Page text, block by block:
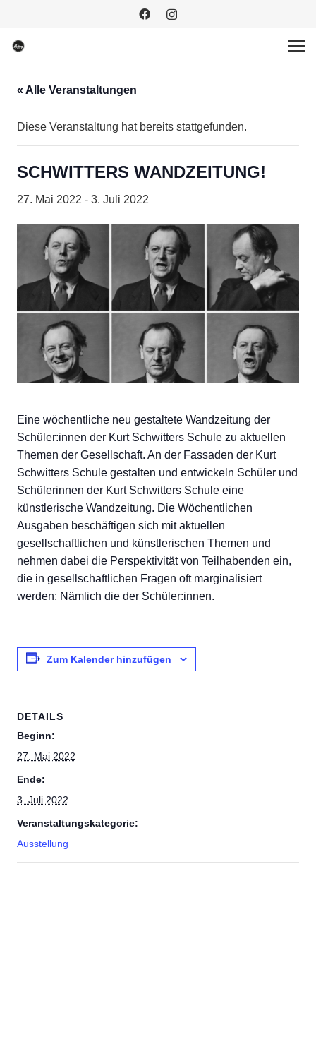
« Alle Veranstaltungen
Diese Veranstaltung hat bereits stattgefunden.
SCHWITTERS WANDZEITUNG!
27. Mai 2022 - 3. Juli 2022
Eine wöchentliche neu gestaltete Wandzeitung der
Schüler:innen der Kurt Schwitters Schule zu aktuellen
Themen der Gesellschaft. An der Fassaden der Kurt
Schwitters Schule gestalten und entwickeln Schüler und
Schülerinnen der Kurt Schwitters Schule eine
künstlerische Wandzeitung. Die Wöchentlichen
Ausgaben beschäftigen sich mit aktuellen
gesellschaftlichen und künstlerischen Themen und
nehmen dabei die Perspektivität von Teilhabenden ein,
die in gesellschaftlichen Fragen oft marginalisiert
werden: Nämlich die der Schüler:innen.
Zum Kalender hinzufügen
DETAILS
Beginn:
27. Mai 2022
Ende:
3. Juli 2022
Veranstaltungskategorie:
Ausstellung